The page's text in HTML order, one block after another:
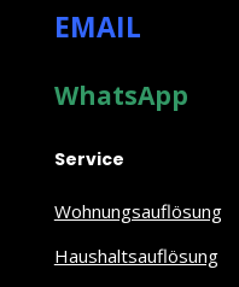
EMAIL
WhatsApp
Service
Wohnungsauflösung
Haushaltsauflösung